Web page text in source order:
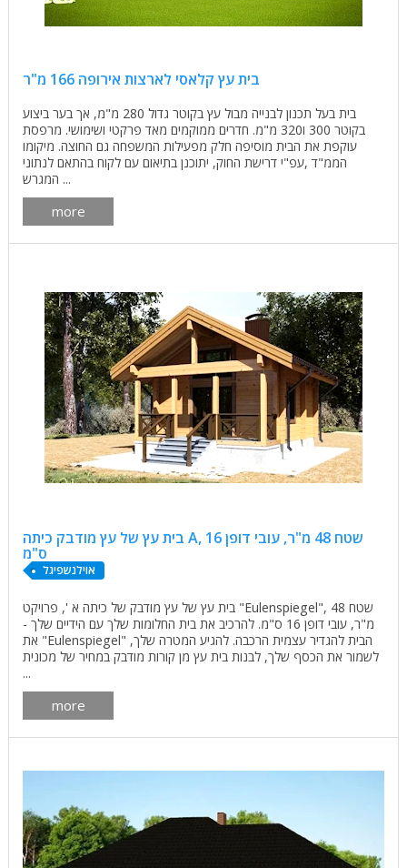
בית בעל תכנון לבנייה מבול עץ בקוטר גדול 280 מ"מ, אך בער ביצוע
בקוטר 300 ו320 מ"מ. חדרים ממוקמים מאד פרקטי ושימושי. מרפסת
עוקפת את הבית מוסיפה חלק מפעילות המשפחה גם החוצה. מיקומו
הממ"ד ,עפ"י דרישת החוק, יתוכנן בתיאום עם לקוח בהתאם לנתוני
המגרש ...
more
בית עץ של עץ מודבק כיתה A, שטח 48 מ"ר, עובי דופן 16
ס"מ
אוילנשפיגל
בית עץ של עץ מודבק של כיתה א ', פרויקט "Eulenspiegel", שטח 48
מ"ר, עובי דופן 16 ס"מ. להרכיב את בית החלומות שלך עם הידיים שלך -
את "Eulenspiegel" הבית להגדיר עצמית הרכבה. להגיע המטרה שלך,
לשמור את הכסף שלך, לבנות בית עץ מן קורות מודבק במחיר של מכונית
...
more